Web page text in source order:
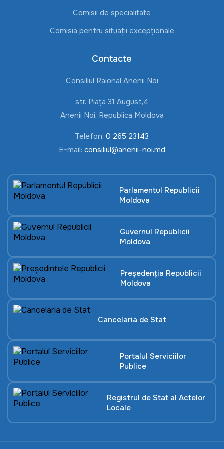
Comisii de specialitate
Comisia pentru situații excepționale
Contacte
Consiliul Raional Anenii Noi
str. Piața 31 August,4
Anenii Noi, Republica Moldova
Telefon: 0 265 23143
E-mail: consiliul@anenii-noi.md
Parlamentul Republicii
Moldova
Guvernul Republicii
Moldova
Președenția Republicii
Moldova
Cancelaria de Stat
Portalul Serviciilor
Publice
Registrul de Stat al Actelor
Locale